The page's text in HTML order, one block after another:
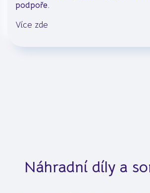
podpoře.
Více zde
Náhradní díly a